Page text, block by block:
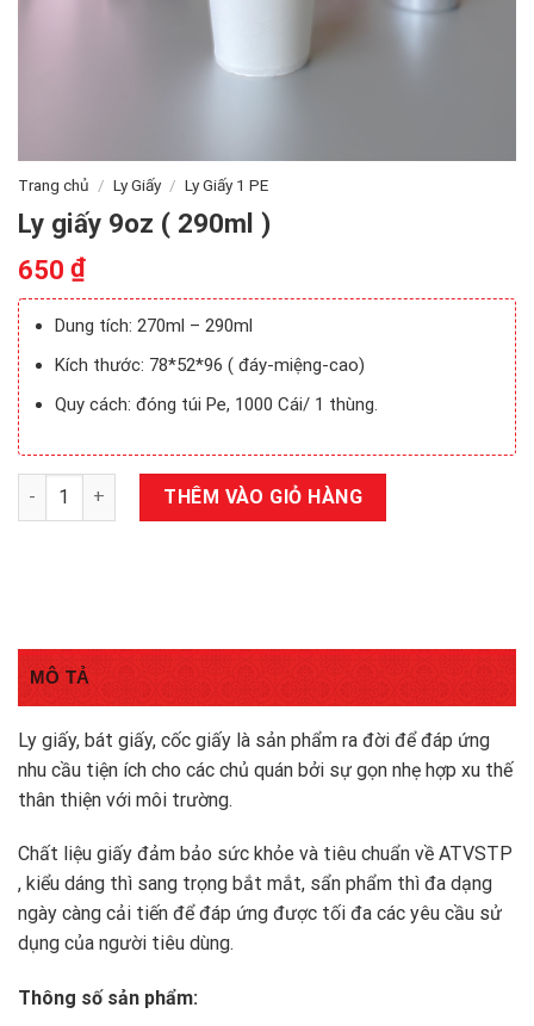
Trang chủ / Ly Giấy / Ly Giấy 1 PE
Ly giấy 9oz ( 290ml )
650 ₫
Dung tích: 270ml – 290ml
Kích thước: 78*52*96 ( đáy-miệng-cao)
Quy cách: đóng túi Pe, 1000 Cái/ 1 thùng.
Ly giấy 9oz ( 290ml ) số lượngTHÊM VÀO GIỎ HÀNG
MÔ TẢ
Ly giấy, bát giấy, cốc giấy là sản phẩm ra đời để đáp ứng
nhu cầu tiện ích cho các chủ quán bởi sự gọn nhẹ hợp xu thế
thân thiện với môi trường.
Chất liệu giấy đảm bảo sức khỏe và tiêu chuẩn về ATVSTP
, kiểu dáng thì sang trọng bắt mắt, sẩn phẩm thì đa dạng
ngày càng cải tiến để đáp ứng được tối đa các yêu cầu sử
dụng của người tiêu dùng.
Thông số sản phẩm: